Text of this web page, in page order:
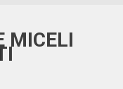
MICELI